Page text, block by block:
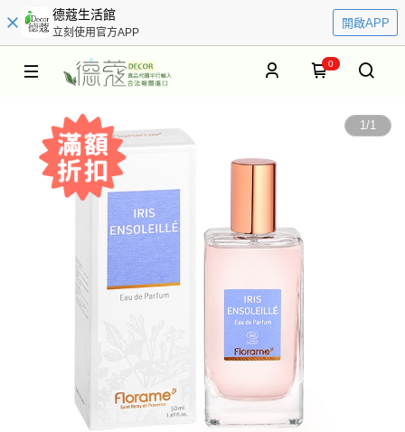
德蔻生活館
立刻使用官方APP
開啟APP
0
1/1